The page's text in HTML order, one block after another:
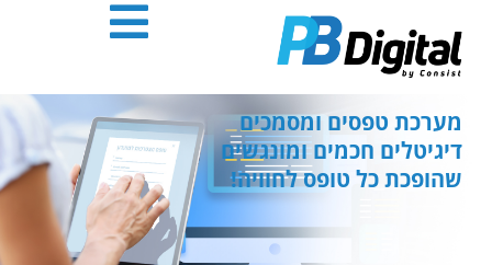
אנטר
מערכת טפסים ומסמכים
דיגיטלים חכמים ומונגשים
שהופכת כל טופס לחוויה!